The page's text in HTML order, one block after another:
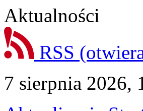
Aktualności
RSS
7 sierpnia 2026,